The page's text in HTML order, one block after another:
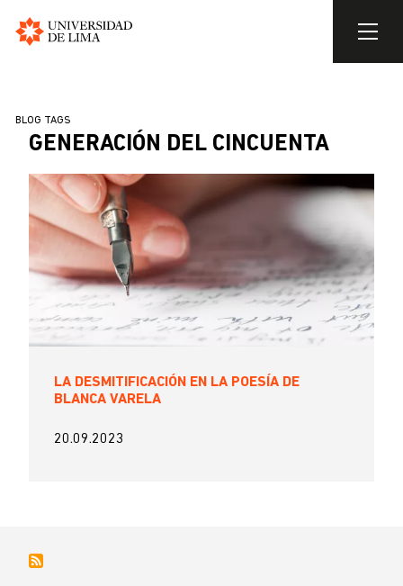
contenido
principal
SOBRESCRIBIR
ENLACES
DE
AYUDA
LA
NAVEGACIÓN
BLOG TAGS
GENERACIÓN DEL CINCUENTA
LA DESMITIFICACIÓN EN LA POESÍA DE
BLANCA VARELA
20.09.2023